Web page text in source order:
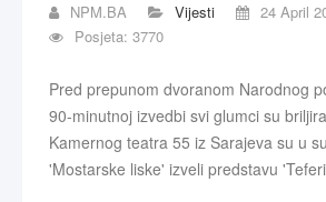
NPM.BA Vijesti
24 April
Posjeta: 3770
Pred prepunom dvoranom Narodnog
90-minutnoj izvedbi svi glumci su
Kamernog teatra 55 iz Sarajeva su u
'Mostarske liske' izveli predstavu